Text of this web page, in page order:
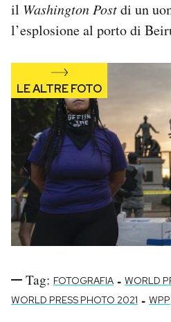
il Washington Postdi un
l’esplosione al porto di
Tag: FOTOGRAFIA - WORLD
WORLD PRESS PHOTO 2021 - WPP